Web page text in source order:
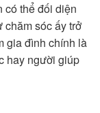
có thể đối diện
chăm sóc ấy trở
gia đình chính là
hay người giúp